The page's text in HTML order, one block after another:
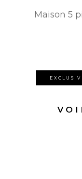
Maison 5